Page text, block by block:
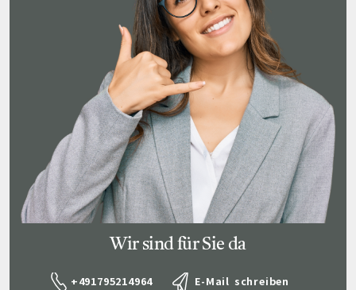
Wir sind für Sie da
+491795214964 E-Mail schreiben